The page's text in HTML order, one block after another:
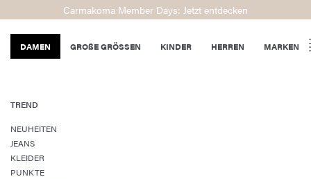
Carmakoma Member Days: Jetzt entdecken
DAMEN GROßE GRÖSSEN KINDER HERREN MARKEN
TREND
NEUHEITEN
JEANS
KLEIDER
PUNKTE